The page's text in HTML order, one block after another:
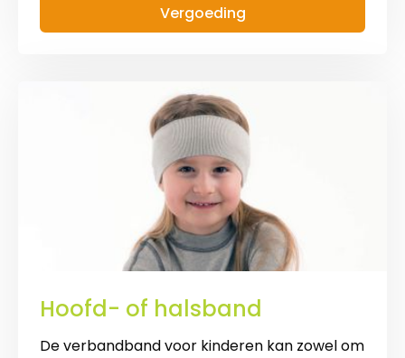
Vergoeding
Hoofd- of halsband
De verbandband voor kinderen kan zowel om